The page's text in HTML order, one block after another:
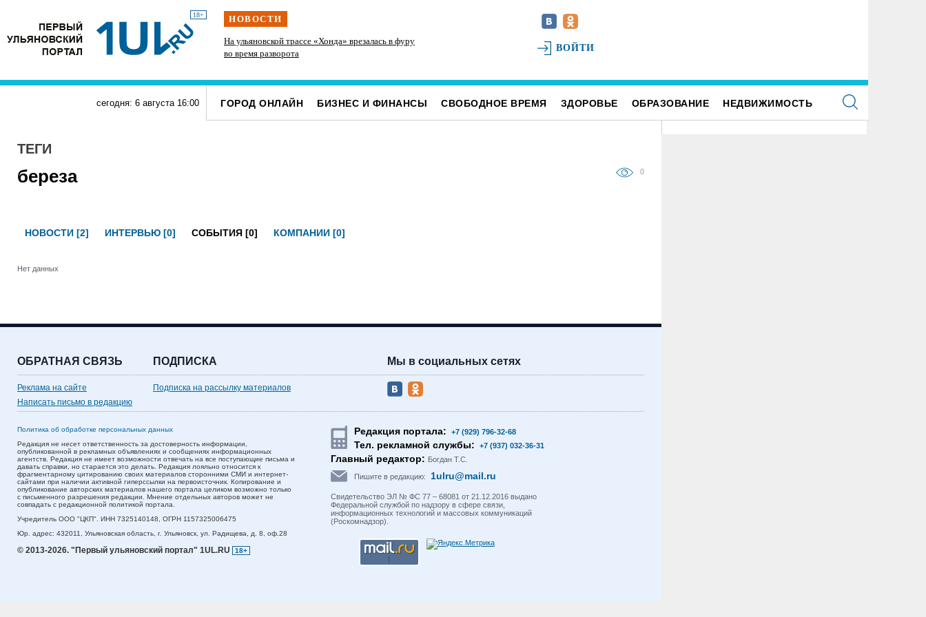
18+ НОВОСТИ
Подросток на питбайке сшиб двух 15-летних
велосипедисток в Павловке
На ульяновской трассе «Хонда» врезалась в фуру
во время разворота
Инзенцы простятся с земляком, погибшим на
ВОЙТИ
сегодня: 6 августа 16:00 ГОРОД ОНЛАЙН БИЗНЕС И ФИНАНСЫ СВОБОДНОЕ ВРЕМЯ ЗДОРОВЬЕ ОБРАЗОВАНИЕ НЕДВИЖИМОСТЬ
ТЕГИ
береза 0
НОВОСТИ [2] ИНТЕРВЬЮ [0] СОБЫТИЯ [0] КОМПАНИИ [0]
Нет данных
ОБРАТНАЯ СВЯЗЬ
Реклама на сайте
Написать письмо в редакцию
ПОДПИСКА
Подписка на рассылку материалов
Мы в социальных сетях
Политика об обработке персональных данных
Редакция не несет ответственность за достоверность информации,
опубликованной в рекламных объявлениях и сообщениях информационных
агентств. Редакция не имеет возможности отвечать на все поступающие письма и
давать справки, но старается это делать. Редакция лояльно относится к
фрагментарному цитированию своих материалов сторонними СМИ и интернет-
сайтами при наличии активной гиперссылки на первоисточник. Копирование и
опубликование авторских материалов нашего портала целиком возможно только
с письменного разрешения редакции. Мнение отдельных авторов может не
совпадать с редакционной политикой портала.
Учредитель ООО "ЦКП". ИНН 7325140148, ОГРН 1157325006475
Юр. адрес: 432011, Ульяновская область, г. Ульяновск, ул. Радищева, д. 8, оф.28
© 2013-2026. "Первый ульяновский портал" 1UL.RU 18+
Редакция портала: +7 (929) 796-32-68
Тел. рекламной службы: +7 (937) 032-36-31
Главный редактор: Богдан Т.С.
Пишите в редакцию: 1ulru@mail.ru
Свидетельство ЭЛ № ФС 77 – 68081 от 21.12.2016 выдано
Федеральной службой по надзору в сфере связи,
информационных технологий и массовых коммуникаций
(Роскомнадзор).